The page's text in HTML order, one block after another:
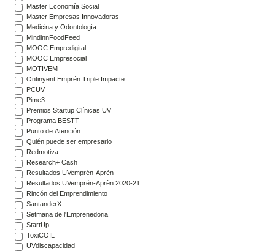
Master Economía Social
Master Empresas Innovadoras
Medicina y Odontología
MindinnFoodFeed
MOOC Empredigital
MOOC Empresocial
MOTIVEM
Ontinyent Emprén Triple Impacte
PCUV
Pime3
Premios Startup Clínicas UV
Programa BESTT
Punto de Atención
Quién puede ser empresario
Redmotiva
Research+ Cash
Resultados UVemprén-Aprèn
Resultados UVemprén-Aprèn 2020-21
Rincón del Emprendimiento
SantanderX
Setmana de l'Emprenedoria
StartUp
ToxiCOIL
UVdiscapacidad